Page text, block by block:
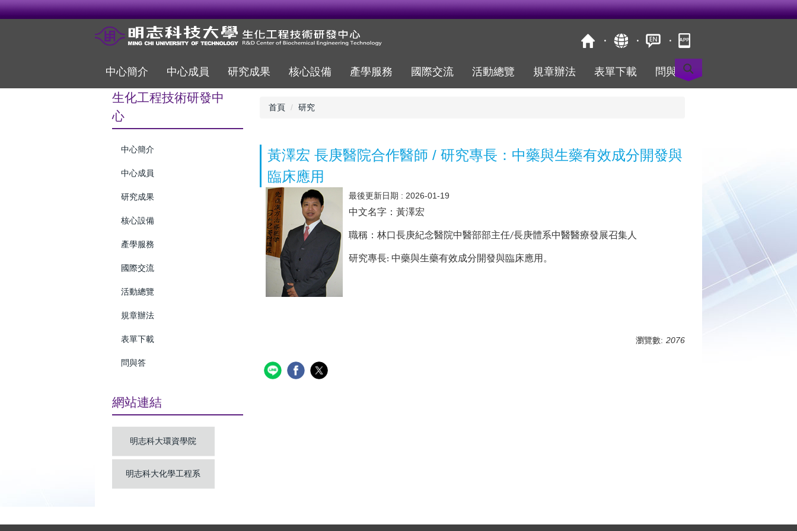
跳
到
中心簡介 中心成員 研究成果 核心設備 產學服務 國際交流 活動總覽 規章辦法 表單下載 問與答
生化工程技術研發中
心
中心簡介
中心成員
研究成果
核心設備
產學服務
國際交流
活動總覽
規章辦法
表單下載
問與答
網站連結
明志科大環資學院
明志科大化學工程系
首頁 研究
黃澤宏 長庚醫院合作醫師 / 研究專長：中藥與生藥有效成分開發與
臨床應用
最後更新日期 : 2026-01-19
中文名字：黃澤宏
職稱：林口長庚紀念醫院中醫部部主任/長庚體系中醫醫療發展召集人
研究專長: 中藥與生藥有效成分開發與臨床應用。
瀏覽數: 2076